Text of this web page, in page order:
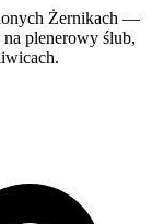
Żernikach —
plenerowy ślub,